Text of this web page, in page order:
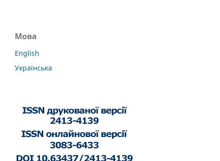
Мова
English
Українська